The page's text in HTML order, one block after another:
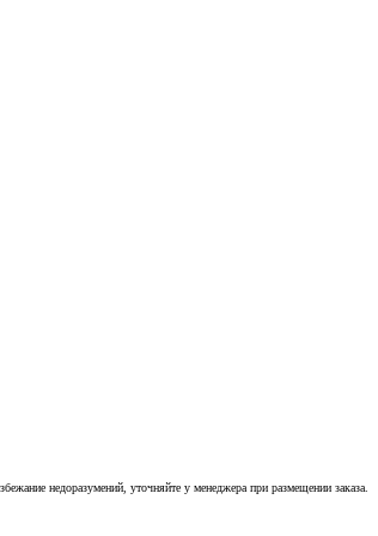
недоразумений, уточняйте у менеджера при размещении заказа.